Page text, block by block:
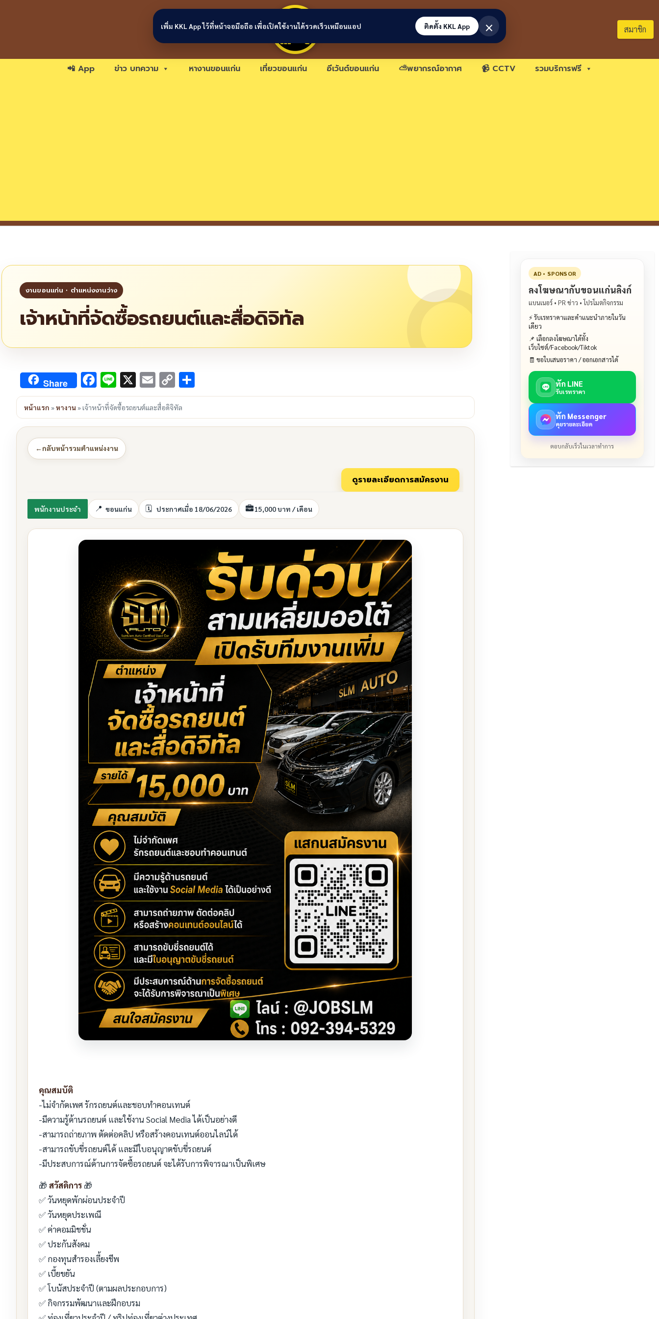
ขอนแก่นลิงก์ สมาชิก
📲 App ข่าว บทความ หางานขอนแก่น เที่ยวขอนแก่น อีเว้นต์ขอนแก่น ⛅พยากรณ์อากาศ 📹 CCTV รวมบริการฟรี
เจ้าหน้าที่จัดซื้อรถยนต์และสื่อดิจิทัล
Share Facebook
Line
X Email
Copy
Link
หน้าแรก »หางาน »เจ้าหน้าที่จัดซื้อรถยนต์และสื่อดิจิทัล
←กลับหน้ารวมตำแหน่งงาน
พนักงานประจำ ขอนแก่น ประกาศเมื่อ 18/06/2026 15,000 บาท / เดือน
คุณสมบัติ
-ไม่จำกัดเพศ รักรถยนต์และชอบทำคอนเทนต์
-มีความรู้ด้านรถยนต์ และใช้งาน Social Media ได้เป็นอย่างดี
-สามารถถ่ายภาพ ตัดต่อคลิป หรือสร้างคอนเทนต์ออนไลน์ได้
-สามารถขับขี่รถยนต์ได้ และมีใบอนุญาตขับขี่รถยนต์
-มีประสบการณ์ด้านการจัดซื้อรถยนต์ จะได้รับการพิจารณาเป็นพิเศษ
🎁 สวัสดิการ 🎁
✅ วันหยุดพักผ่อนประจำปี
✅ วันหยุดประเพณี
✅ ค่าคอมมิชชั่น
✅ ประกันสังคม
✅ กองทุนสำรองเลี้ยงชีพ
✅ เบี้ยขยัน
✅ โบนัสประจำปี (ตามผลประกอบการ)
✅ กิจกรรมพัฒนาและฝึกอบรม
AD • SPONSOR
ลงโฆษณากับขอนแก่นลิงก์
แบนเนอร์ • PR ข่าว • โปรโมตกิจกรรม
⚡ รับเรทราคาและคำแนะนำภายในวัน
เดียว
📌 เลือกลงโฆษณาได้ทั้ง
เว็บไซต์/Facebook/Tiktok
🧾 ขอใบเสนอราคา / ออกเอกสารได้
ทัก LINE
รับเรทราคา
ทัก Messenger
คุยรายละเอียด
ตอบกลับเร็วในเวลาทำการ
เพิ่ม KKL App ไว้ที่หน้าจอมือถือ เพื่อเปิดใช้งานได้รวดเร็วเหมือนแอป ติดตั้ง KKL App ×